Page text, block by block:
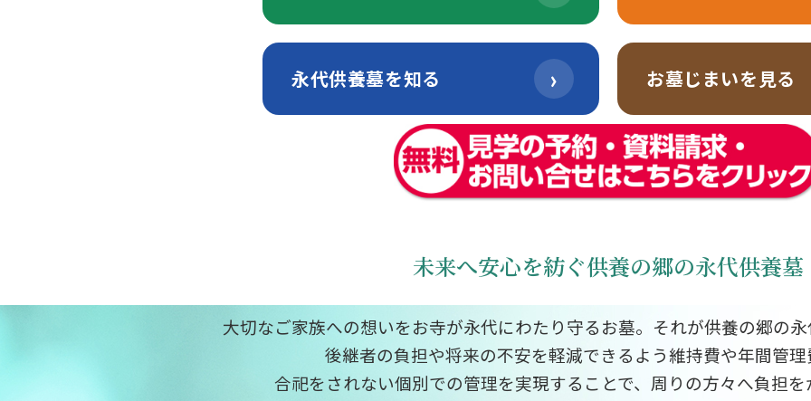
永代供養墓を知る › お墓じまいを見る
未来へ安心を紡ぐ供養の郷の永代供養墓
大切なご家族への想いをお寺が永代にわたり守るお墓。それが供養の郷の
後継者の負担や将来の不安を軽減できるよう維持費や年間管
合祀をされない個別での管理を実現することで、周りの方々へ負担